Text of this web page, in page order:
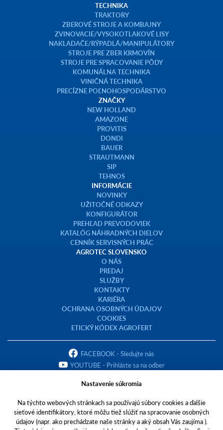
TECHNIKA
TRAKTORY
ZBEROVÉ STROJE A KOMBAJNY
ZVINOVACIE/VYSOKOTLAKOVÉ LISY
NAKLADAČE/RÝPADLÁ/MANIPULÁTORY
STROJE PRE ZBER KRMOVÍN
STROJE PRE SPRACOVANIE PÔDY
KOMUNÁLNA TECHNIKA
VINIČNÁ TECHNIKA
PRECÍZNE POĽNOHOSPODÁRSTVO
ZNAČKY
NEW HOLLAND
AMAZONE
PROVITIS
DONDI
BAUER
STRAUTMANN
SIP
TEHNOS
INFORMÁCIE
NOVINKY
UŽITOČNÉ ODKAZY
KONFIGURÁTOR
PREHĽAD PREVODOVIEK
KATALÓG NÁHRADNÝCH DIELOV
CENNÍK SERVISNÝCH PRÁC
AGROTEC SLOVENSKO
O NÁS
PREDAJ
SLUŽBY
KONTAKTY
KARIÉRA
OCHRANA OSOBNÝCH ÚDAJOV
COOKIES
ETICKÝ KÓDEX AGROFERT
FACEBOOK - Sledujte nás
YOUTUBE - Prihláste sa na odber
Copyright © 2023 AGROTEC Slovensko s.r.o.
Nastavenie súkromia
Na týchto webových stránkach sa používajú súbory cookies a ďalšie
sieťové identifikátory, ktoré môžu tiež slúžiť na spracovanie osobných
údajov (napr. ako prechádzate naše stránky a aký obsah Vás zaujíma ).